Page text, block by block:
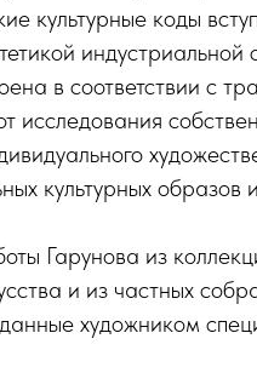
культурные коды
индустриальной
в соответствии с
исследования
культурных образов
Гарунова из
и из частных
художником